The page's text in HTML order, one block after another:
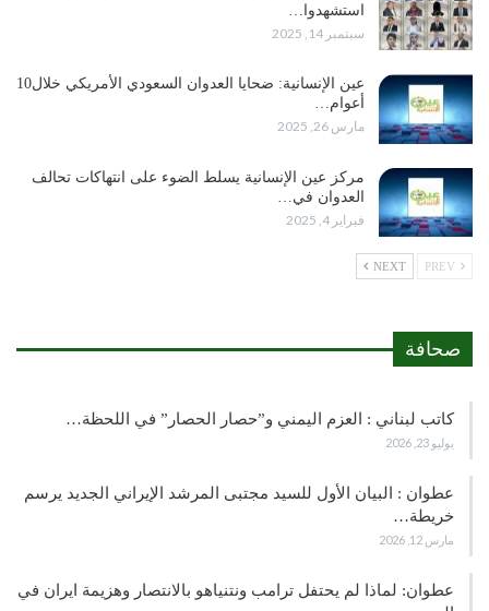
استشهدوا…
سبتمبر 14, 2025
عين الإنسانية: ضحايا العدوان السعودي الأمريكي خلال10
أعوام…
مارس 26, 2025
مركز عين الإنسانية يسلط الضوء على انتهاكات تحالف
العدوان في…
فبراير 4, 2025
NEXT
صحافة
كاتب لبناني : العزم اليمني و”حصار الحصار” في اللحظة…
يوليو 23, 2026
عطوان : البيان الأول للسيد مجتبى المرشد الإيراني الجديد يرسم
خريطة…
مارس 12, 2026
عطوان: لماذا لم يحتفل ترامب ونتنياهو بالانتصار وهزيمة ايران في